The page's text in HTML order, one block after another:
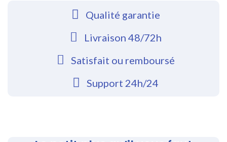
Qualité garantie
Livraison 48/72h
Satisfait ou remboursé
Support 24h/24